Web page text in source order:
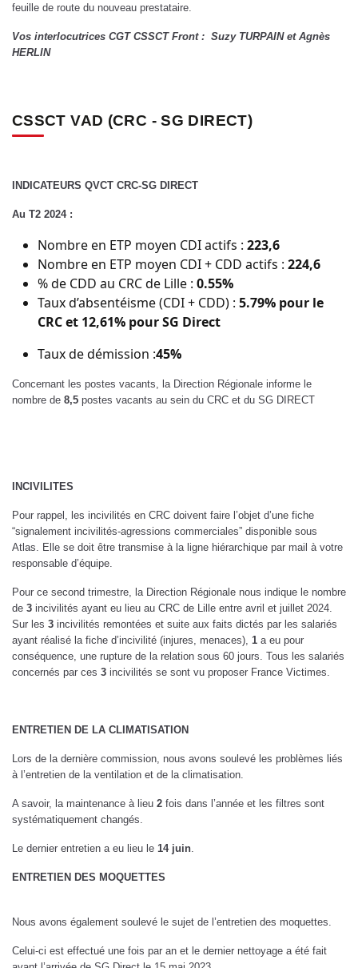
feuille de route du nouveau prestataire.
Vos interlocutrices CGT CSSCT Front : Suzy TURPAIN et Agnès
HERLIN
CSSCT VAD (CRC - SG DIRECT)
INDICATEURS QVCT CRC-SG DIRECT
Au T2 2024 :
Nombre en ETP moyen CDI actifs : 223,6
Nombre en ETP moyen CDI + CDD actifs : 224,6
% de CDD au CRC de Lille : 0.55%
Taux d’absentéisme (CDI + CDD) : 5.79% pour le
CRC et 12,61% pour SG Direct
Taux de démission :45%
Concernant les postes vacants, la Direction Régionale informe le
nombre de 8,5 postes vacants au sein du CRC et du SG DIRECT
INCIVILITES
Pour rappel, les incivilités en CRC doivent faire l’objet d’une fiche
“signalement incivilités-agressions commerciales” disponible sous
Atlas. Elle se doit être transmise à la ligne hiérarchique par mail à votre
responsable d’équipe.
Pour ce second trimestre, la Direction Régionale nous indique le nombre
de 3 incivilités ayant eu lieu au CRC de Lille entre avril et juillet 2024.
Sur les 3 incivilités remontées et suite aux faits dictés par les salariés
ayant réalisé la fiche d’incivilité (injures, menaces), 1 a eu pour
conséquence, une rupture de la relation sous 60 jours. Tous les salariés
concernés par ces 3 incivilités se sont vu proposer France Victimes.
ENTRETIEN DE LA CLIMATISATION
Lors de la dernière commission, nous avons soulevé les problèmes liés
à l’entretien de la ventilation et de la climatisation.
A savoir, la maintenance à lieu 2 fois dans l’année et les filtres sont
systématiquement changés.
Le dernier entretien a eu lieu le 14 juin
ENTRETIEN DES MOQUETTES
Nous avons également soulevé le sujet de l’entretien des moquettes.
Celui-ci est effectué une fois par an et le dernier nettoyage a été fait